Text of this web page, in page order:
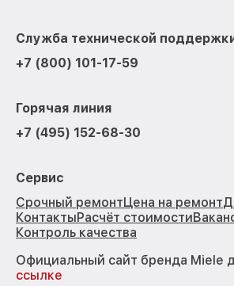
Служба технической
+7 (800) 101-17-59
Горячая линия
+7 (495) 152-68-30
Сервис
Срочный ремонтЦена на ремонт
КонтактыРасчёт стоимости
Контроль качества
Официальный сайт бренда Miele
ссылке